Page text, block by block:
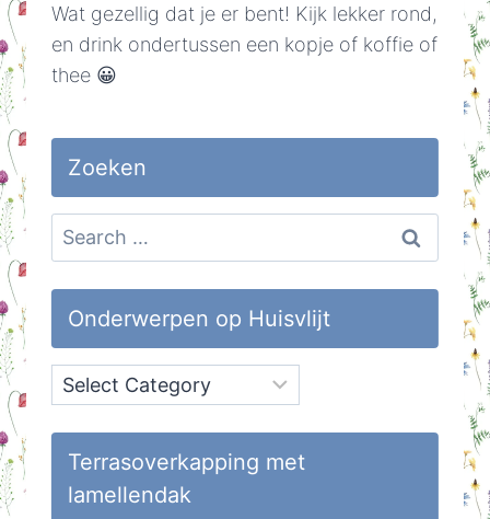
Wat gezellig dat je er bent! Kijk lekker rond,
en drink ondertussen een kopje of koffie of
thee 😀
Zoeken
Search
for:
Onderwerpen op Huisvlijt
Onderwerpen
op
Huisvlijt
Terrasoverkapping met
lamellendak